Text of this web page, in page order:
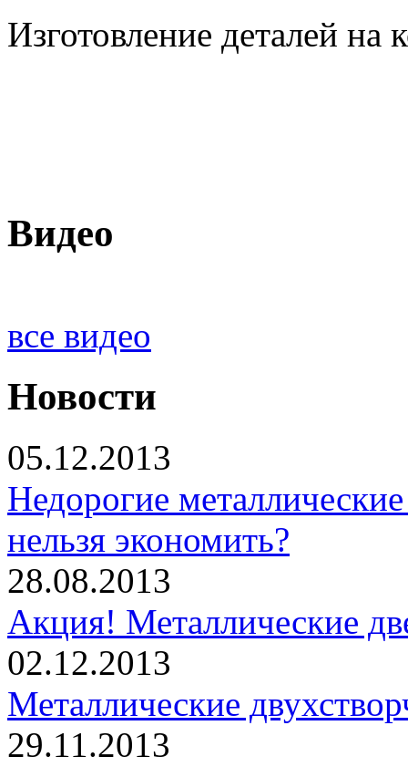
Изготовление деталей
Видео
все видео
Новости
05.12.2013
Недорогие
нельзя экономить?
28.08.2013
Акция! Металлические
02.12.2013
Металлические
29.11.2013